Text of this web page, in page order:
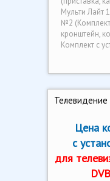
Мульти Лайт
№2
кронштейн,
Комплект с
Телевидение
Цена
с
для